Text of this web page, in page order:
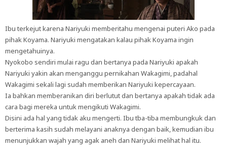
Ibu terkejut karena Nariyuki memberitahu mengenai puteri Ako pada
pihak Koyama. Nariyuki mengatakan kalau pihak Koyama ingin
mengetahuinya.
Nyokobo sendiri mulai ragu dan bertanya pada Nariyuki apakah
Nariyuki yakin akan menganggu pernikahan Wakagimi, padahal
Wakagimi sekali lagi sudah memberikan Nariyuki kepercayaan.
Ia bahkan memberanikan diri berlutut dan bertanya apakah tidak ada
cara bagi mereka untuk mengikuti Wakagimi.
Disini ada hal yang tidak aku mengerti. Ibu tba-tiba membungkuk dan
berterima kasih sudah melayani anaknya dengan baik, kemudian ibu
menunjukkan wajah yang agak aneh dan Nariyuki melihat hal itu.